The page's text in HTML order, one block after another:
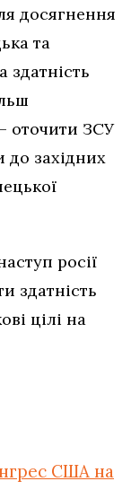
досягнення
та
здатність
оточити ЗСУ
до західних
росії
здатність
цілі на
США на